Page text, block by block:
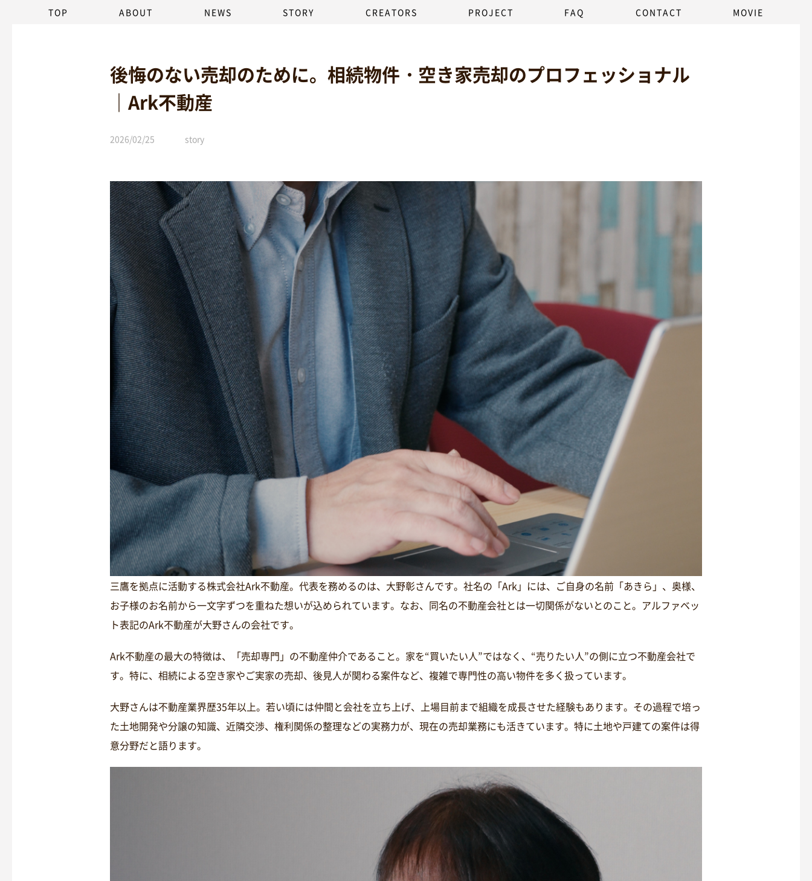
TOP ABOUT NEWS STORY CREATORS PROJECT FAQ CONTACT MOVIE
後悔のない売却のために。相続物件・空き家売却のプロフェッショナル
｜Ark不動産
2026/02/25 story
三鷹を拠点に活動する株式会社Ark不動産。代表を務めるのは、大野彰さんです。社名の「Ark」には、ご自身の名前「あきら」、奥様、
お子様のお名前から一文字ずつを重ねた想いが込められています。なお、同名の不動産会社とは一切関係がないとのこと。アルファベッ
ト表記のArk不動産が大野さんの会社です。
Ark不動産の最大の特徴は、「売却専門」の不動産仲介であること。家を“買いたい人”ではなく、“売りたい人”の側に立つ不動産会社で
す。特に、相続による空き家やご実家の売却、後見人が関わる案件など、複雑で専門性の高い物件を多く扱っています。
大野さんは不動産業界歴35年以上。若い頃には仲間と会社を立ち上げ、上場目前まで組織を成長させた経験もあります。その過程で培っ
た土地開発や分譲の知識、近隣交渉、権利関係の整理などの実務力が、現在の売却業務にも活きています。特に土地や戸建ての案件は得
意分野だと語ります。